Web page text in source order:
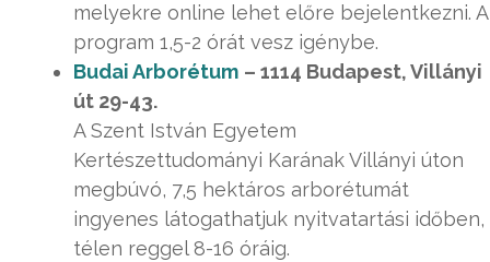
melyekre online lehet előre bejelentkezni. A
program 1,5-2 órát vesz igénybe.
Budai Arborétum – 1114 Budapest, Villányi
út 29-43.
A Szent István Egyetem
Kertészettudományi Karának Villányi úton
megbúvó, 7,5 hektáros arborétumát
ingyenes látogathatjuk nyitvatartási időben,
télen reggel 8-16 óráig.